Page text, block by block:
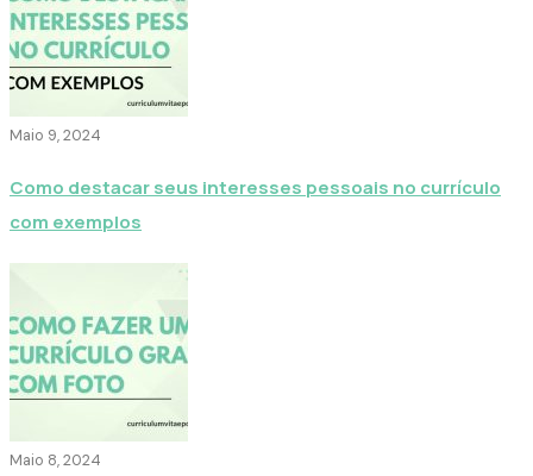
Maio 9, 2024
Como destacar seus interesses pessoais no currículo
com exemplos
Maio 8, 2024